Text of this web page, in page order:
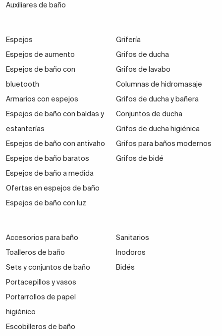
Auxiliares de baño
Espejos
Espejos de aumento
Espejos de baño con
bluetooth
Armarios con espejos
Espejos de baño con baldas y
estanterías
Espejos de baño con antivaho
Espejos de baño baratos
Espejos de baño a medida
Ofertas en espejos de baño
Espejos de baño con luz
Grifería
Grifos de ducha
Grifos de lavabo
Columnas de hidromasaje
Grifos de ducha y bañera
Conjuntos de ducha
Grifos de ducha higiénica
Grifos para baños modernos
Grifos de bidé
Accesorios para baño
Toalleros de baño
Sets y conjuntos de baño
Portacepillos y vasos
Portarrollos de papel
higiénico
Escobilleros de baño
Sanitarios
Inodoros
Bidés